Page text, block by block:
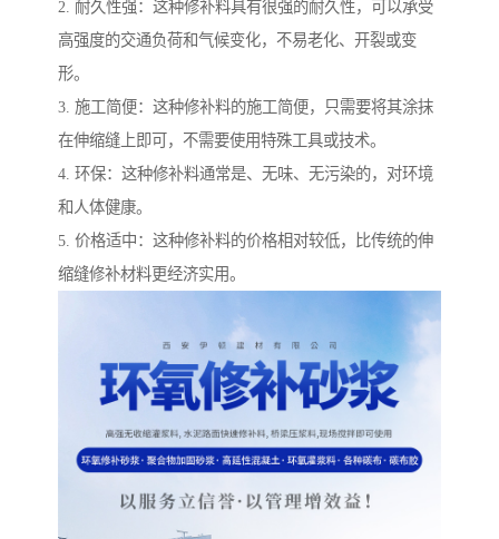
2. 耐久性强：这种修补料具有很强的耐久性，可以承受
高强度的交通负荷和气候变化，不易老化、开裂或变
形。
3. 施工简便：这种修补料的施工简便，只需要将其涂抹
在伸缩缝上即可，不需要使用特殊工具或技术。
4. 环保：这种修补料通常是、无味、无污染的，对环境
和人体健康。
5. 价格适中：这种修补料的价格相对较低，比传统的伸
缩缝修补材料更经济实用。